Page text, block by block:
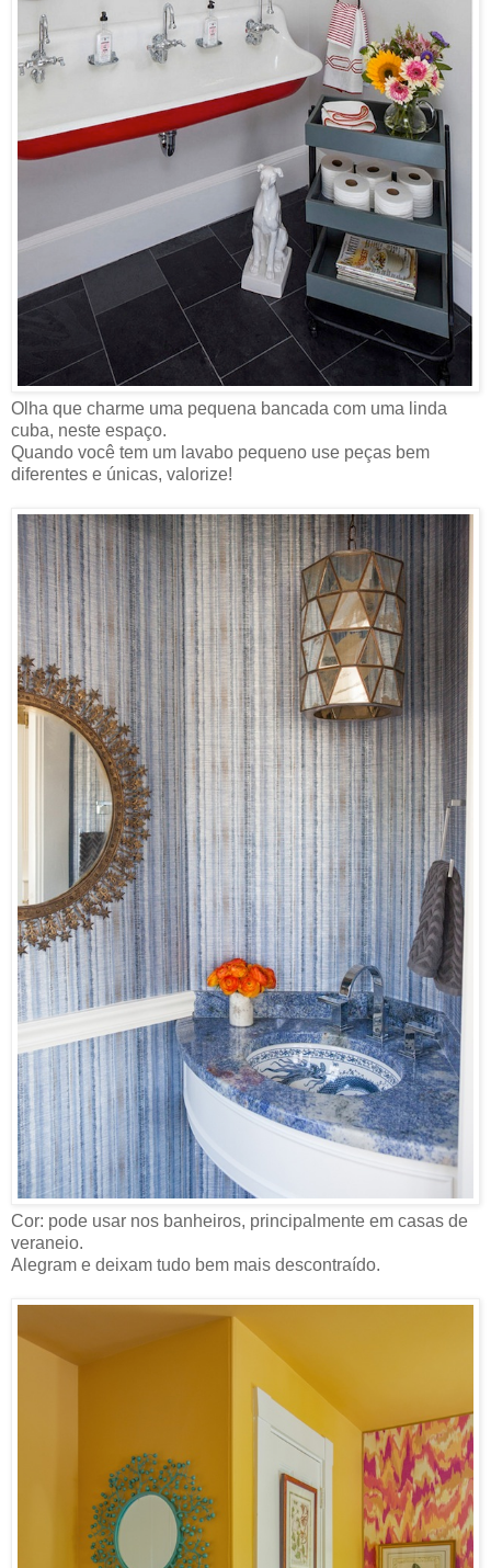
Olha que charme uma pequena bancada com uma linda
cuba, neste espaço.
Quando você tem um lavabo pequeno use peças bem
diferentes e únicas, valorize!
Cor: pode usar nos banheiros, principalmente em casas de
veraneio.
Alegram e deixam tudo bem mais descontraído.